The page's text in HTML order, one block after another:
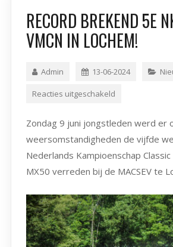
RECORD BREKEND 5E
VMCN IN LOCHEM!
Admin 13-06-2024
Reacties uitgeschakeld
Zondag 9 juni jongstleden werd er
weersomstandigheden de vijfde
Nederlands Kampioenschap
MX50 verreden bij de MACSEV te